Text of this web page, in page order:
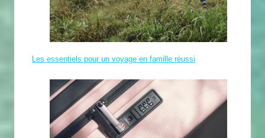
Les essentiels pour un voyage en famille réussi